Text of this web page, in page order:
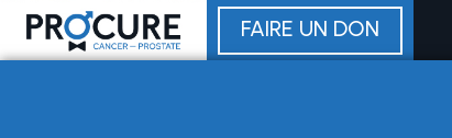
Aller
contenu
FAIRE UN DON